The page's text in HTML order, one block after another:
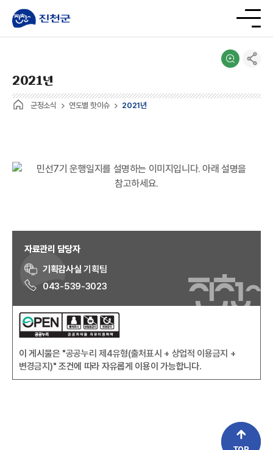
군정소식 연도별 핫이슈 2021년
2021년
자료관리 담당자
기획감사실 기획팀
043-539-3023
이 게시물은 "공공누리 제4유형(출처표시 + 상업적 이용금지 +
변경금지)" 조건에 따라 자유롭게 이용이 가능합니다.